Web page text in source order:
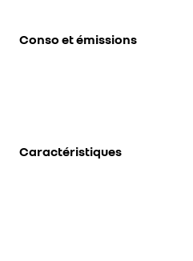
Conso et émissions
Caractéristiques